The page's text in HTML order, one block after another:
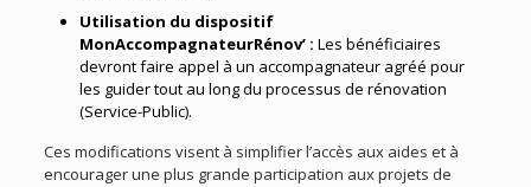
Utilisation du dispositif
MonAccompagnateurRénov’ : Les bénéficiaires
devront faire appel à un accompagnateur agréé pour
les guider tout au long du processus de rénovation​
(Service-Public)​.
Ces modifications visent à simplifier l’accès aux aides et à
encourager une plus grande participation aux projets de